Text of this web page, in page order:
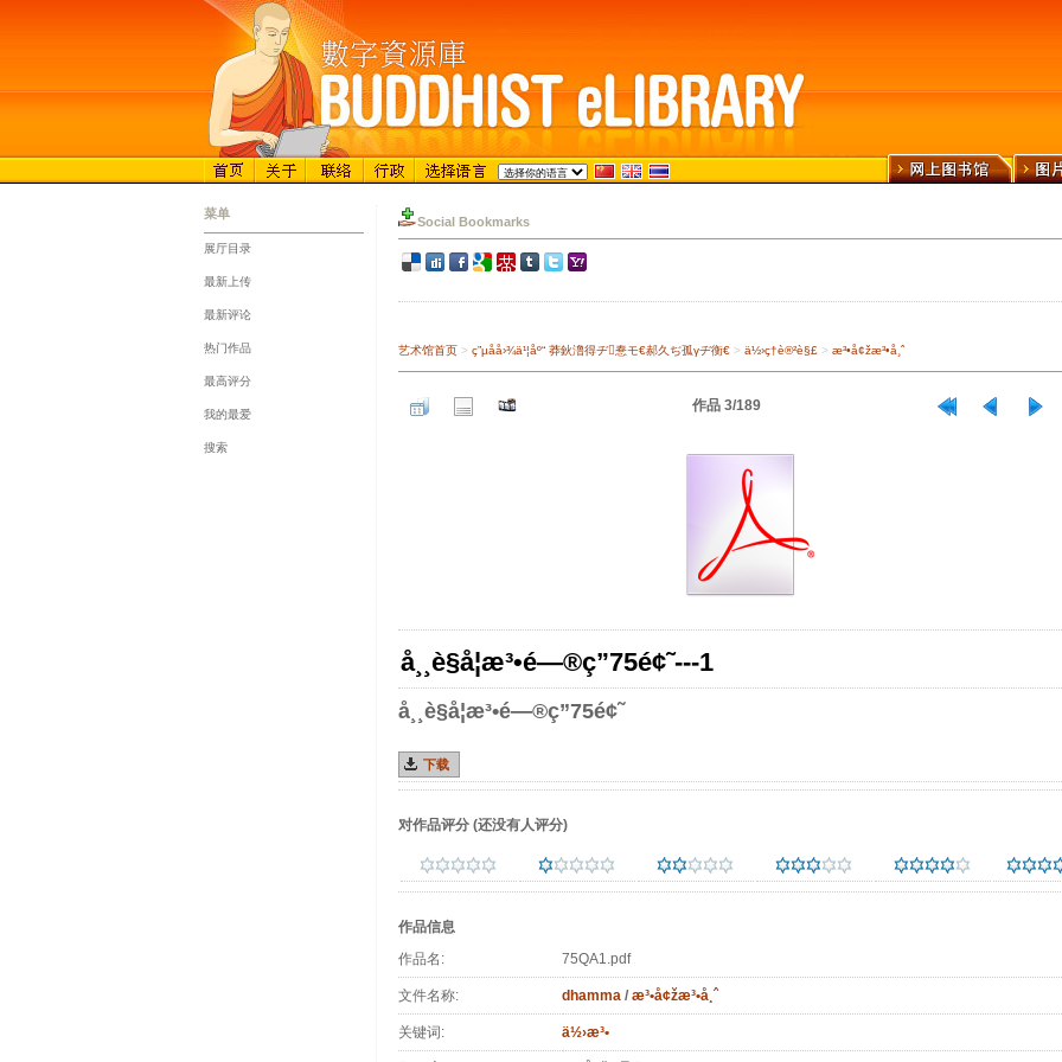
菜单
展厅目录
最新上传
最新评论
热门作品
最高评分
我的最爱
搜索
Social Bookmarks
艺术馆首页> ç”µå­å›¾ä¹¦åº“ 莽鈥澛得ヂ惷モ€郝久ぢ孤γヂ衡€> ä½›ç†è®²è§£> æ³•å¢žæ³•å¸ˆ
作品 3/189
å¸¸è§å­¦æ³•é—®ç­”75é¢˜---1
å¸¸è§å­¦æ³•é—®ç­”75é¢˜
下载
对作品评分(还没有人评分)
作品信息
作品名:
75QA1.pdf
文件名称: dhamma/ æ³•å¢žæ³•å¸ˆ
关键词: ä½›æ³•